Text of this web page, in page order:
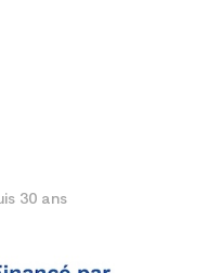
30 ans